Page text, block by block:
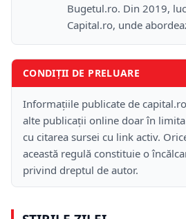
Bugetul.ro. Din 2019,
Capital.ro, unde
CONDIȚII DE PRELUARE
Informațiile publicate de
alte publicații online doar în
cu citarea sursei cu link activ.
această regulă constituie o
privind dreptul de autor.